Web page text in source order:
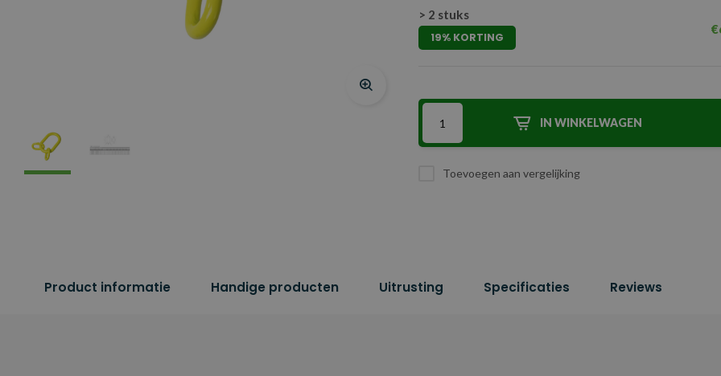
> 2 stuks
19% KORTING
IN WINKELWAGEN
Toevoegen aan vergelijking
Product informatie Handige producten Uitrusting Specificaties Reviews